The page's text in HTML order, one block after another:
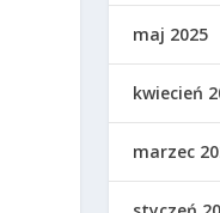
maj 2025
kwiecień
marzec